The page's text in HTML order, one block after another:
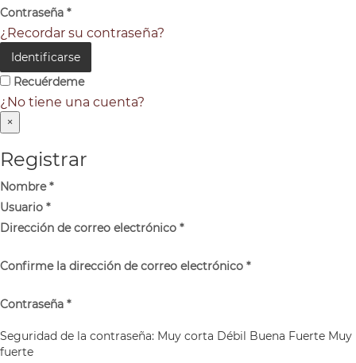
Contraseña *
¿Recordar su contraseña?
Identificarse
Recuérdeme
¿No tiene una cuenta?
×
Registrar
Nombre*
Usuario *
Dirección de correo electrónico *
Confirme la dirección de correo electrónico *
Contraseña *
Seguridad de la contraseña: Muy corta Débil Buena Fuerte Muy
fuerte